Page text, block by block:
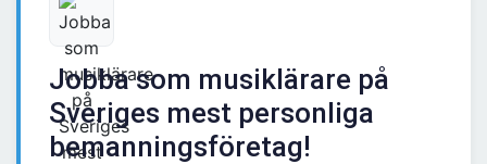
Jobba som musiklärare på
Sveriges mest personliga
bemanningsföretag!